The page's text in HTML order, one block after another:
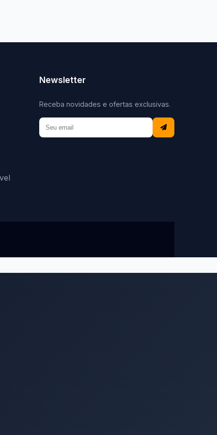
Newsletter
Receba novidades e ofertas exclusivas.